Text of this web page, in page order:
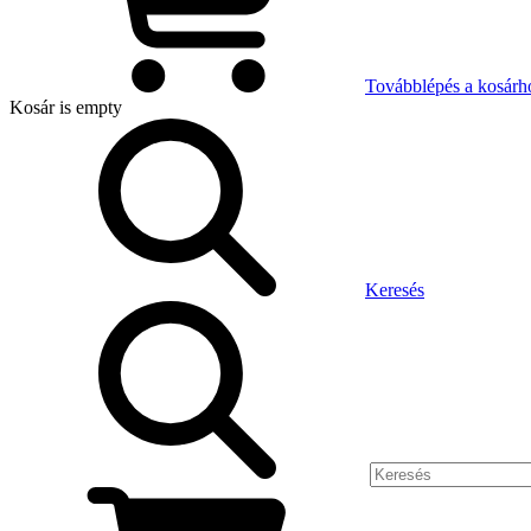
Továbblépés a
Kosáris empty
Keresés